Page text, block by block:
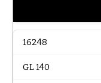
16248
GL 140